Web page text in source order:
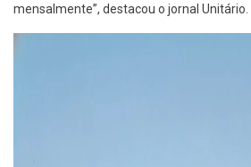
mensalmente”, destacou o jornal Unitário.